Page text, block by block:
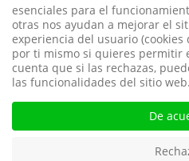
esenciales para el
otras nos ayudan a mejorar el
experiencia del usuario
por ti mismo si quieres permitir
cuenta que si las rechazas,
las funcionalidades del sitio web.
De